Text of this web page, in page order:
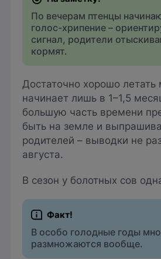
По вечерам птенцы
голос-хрипение –
сигнал, родители
кормят.
Достаточно хорошо летать
начинает лишь в 1–1,5
большую часть времени
быть на земле и
родителей – выводки не
августа.
В сезон у болотных сов
В особо голодные годы
размножаются вообще.